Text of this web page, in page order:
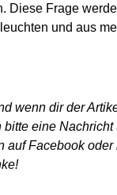
Diese Frage
und aus
wenn dir der
bitte eine
auf Facebook oder